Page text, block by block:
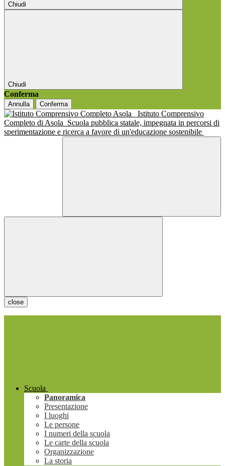
Chiudi
Chiudi
Conferma
Annulla Conferma
Istituto Comprensivo
Completo di Asola Scuola pubblica statale, impegnata in percorsi di
sperimentazione e ricerca a favore di un'educazione sostenibile
close
Scuola
Panoramica
Presentazione
I luoghi
Le persone
I numeri della scuola
Le carte della scuola
Organizzazione
La storia